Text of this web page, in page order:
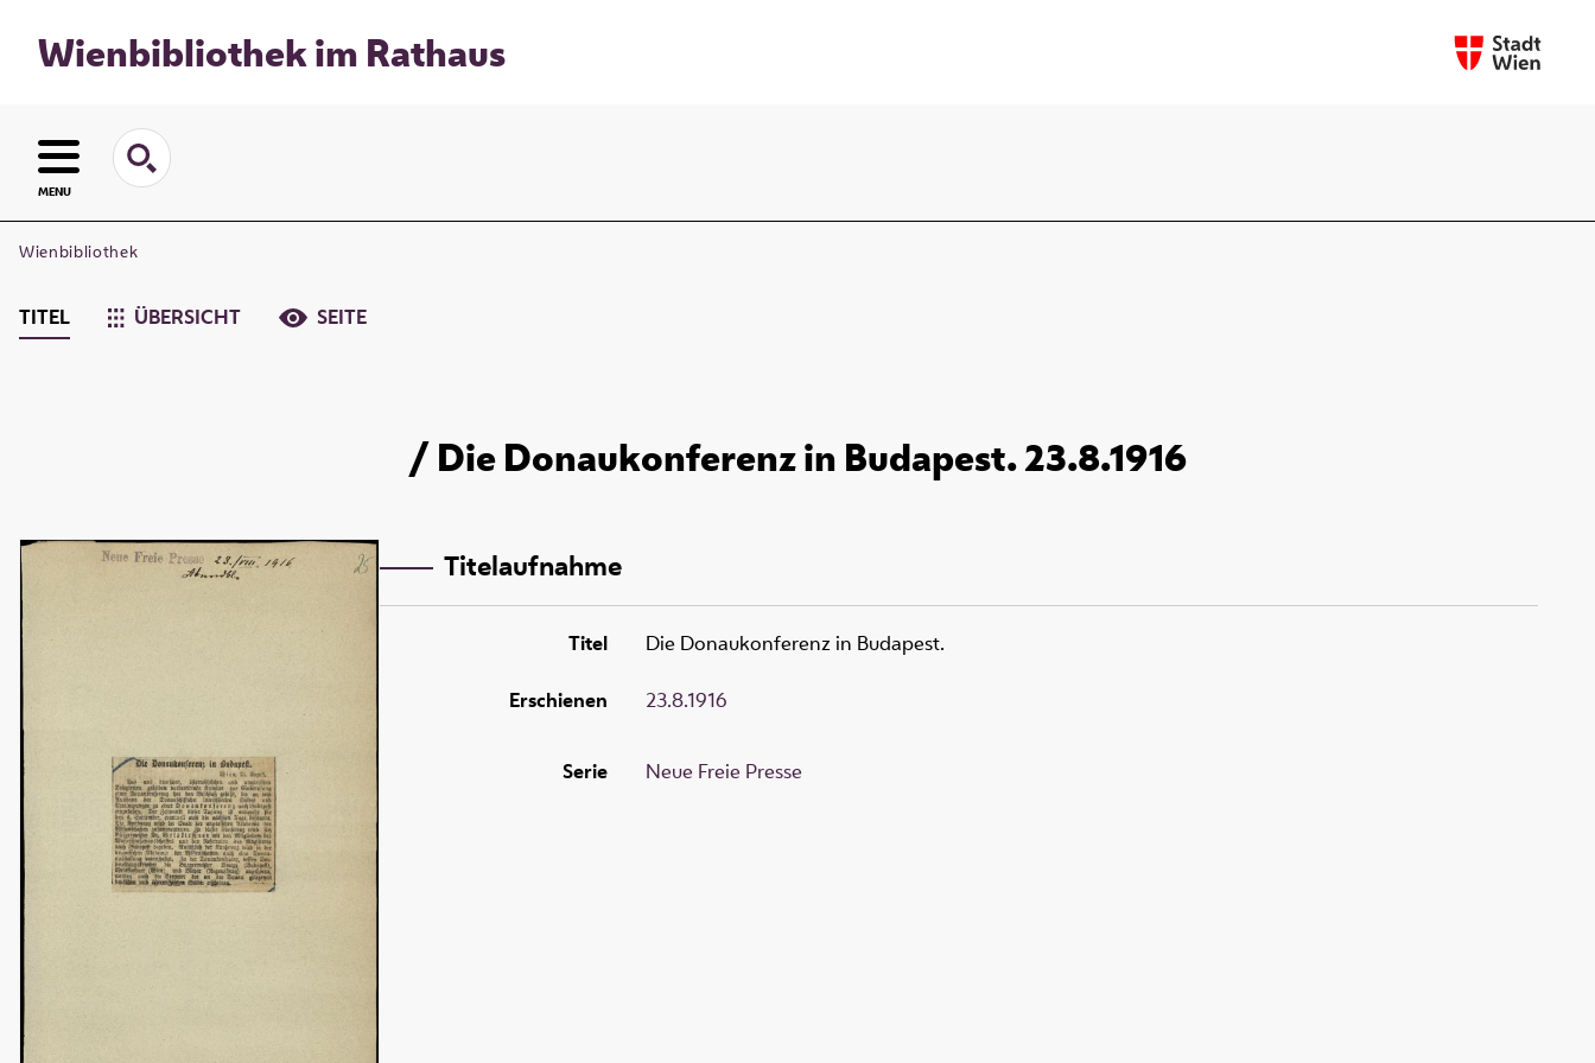
Wienbibliothek im Rathaus
MENU
Wienbibliothek
TITEL ÜBERSICHT SEITE
/ Die Donaukonferenz in Budapest. 23.8.1916
Titelaufnahme
Titel Die Donaukonferenz in Budapest.
Erschienen 23.8.1916
Serie Neue Freie Presse